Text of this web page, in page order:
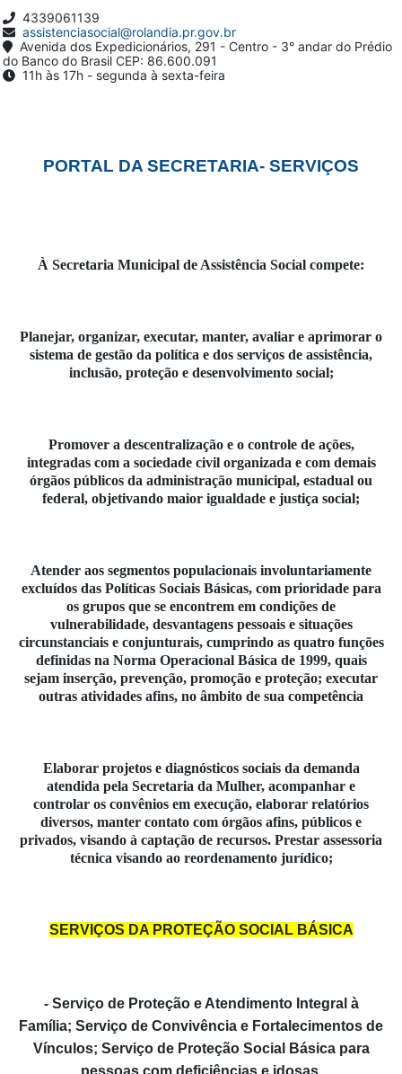
4339061139
assistenciasocial@rolandia.pr.gov.br
Avenida dos Expedicionários, 291 - Centro - 3° andar do Prédio
do Banco do Brasil CEP: 86.600.091
11h às 17h - segunda à sexta-feira
PORTAL DA SECRETARIA- SERVIÇOS
À Secretaria Municipal de Assistência Social compete:
Planejar, organizar, executar, manter, avaliar e aprimorar o
sistema de gestão da política e dos serviços de assistência,
inclusão, proteção e desenvolvimento social;
Promover a descentralização e o controle de ações,
integradas com a sociedade civil organizada e com demais
órgãos públicos da administração municipal, estadual ou
federal, objetivando maior igualdade e justiça social;
Atender aos segmentos populacionais involuntariamente
excluídos das Políticas Sociais Básicas, com prioridade para
os grupos que se encontrem em condições de
vulnerabilidade, desvantagens pessoais e situações
circunstanciais e conjunturais, cumprindo as quatro funções
definidas na Norma Operacional Básica de 1999, quais
sejam inserção, prevenção, promoção e proteção; executar
outras atividades afins, no âmbito de sua competência
Elaborar projetos e diagnósticos sociais da demanda
atendida pela Secretaria da Mulher, acompanhar e
controlar os convênios em execução, elaborar relatórios
diversos, manter contato com órgãos afins, públicos e
privados, visando à captação de recursos. Prestar assessoria
técnica visando ao reordenamento jurídico;
SERVIÇOS DA PROTEÇÃO SOCIAL BÁSICA
- Serviço de Proteção e Atendimento Integral à
Família; Serviço de Convivência e Fortalecimentos de
Vínculos; Serviço de Proteção Social Básica para
pessoas com deficiências e idosas.